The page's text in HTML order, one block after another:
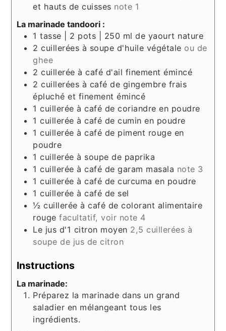
et hauts de cuisses note 1
La marinade tandoori :
1 tasse | 2 pots | 250 ml de yaourt nature
2 cuillerées à soupe d'huile végétale ou de
ghee
2 cuillerée à café d'ail finement émincé
2 cuillerées à café de gingembre frais
épluché et finement émincé
1 cuillerée à café de coriandre en poudre
1 cuillerée à café de cumin en poudre
1 cuillerée à café de piment rouge en
poudre
1 cuillerée à soupe de paprika
1 cuillerée à café de garam masala note 3
1 cuillerée à café de curcuma en poudre
1 cuillerée à café de sel
½ cuillerée à café de colorant alimentaire
rouge facultatif, voir note 4
Le jus d'1 citron moyen 2,5 cuillerées à
soupe de jus de citron
Instructions
La marinade:
Préparez la marinade dans un grand
saladier en mélangeant tous les
ingrédients.